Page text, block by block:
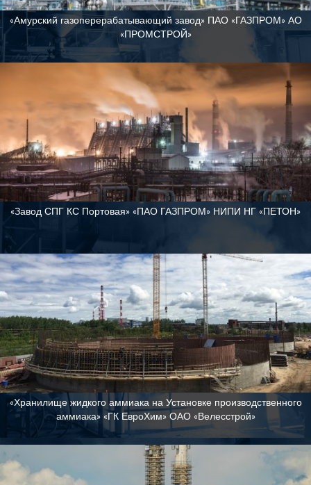
«Амурский газоперерабатывающий завод» ПАО «ГАЗПРОМ» АО
«ПРОМСТРОЙ»
«Завод СПГ КС Портовая» «ПАО ГАЗПРОМ» НИПИ НГ «ПЕТОН»
«Хранилище жидкого аммиака на Установке производственного
аммиака» «ГК ЕвроХим» ОАО «Велесстрой»